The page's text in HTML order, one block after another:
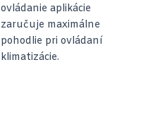
ovládanie aplikácie
zaručuje maximálne
pohodlie pri ovládaní
klimatizácie.